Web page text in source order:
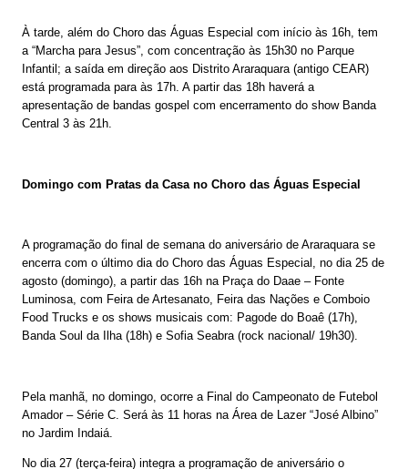
À tarde, além do Choro das Águas Especial com início às 16h, tem
a “Marcha para Jesus”, com concentração às 15h30 no Parque
Infantil; a saída em direção aos Distrito Araraquara (antigo CEAR)
está programada para às 17h. A partir das 18h haverá a
apresentação de bandas gospel com encerramento do show Banda
Central 3 às 21h.
Domingo com Pratas da Casa no Choro das Águas Especial
A programação do final de semana do aniversário de Araraquara se
encerra com o último dia do Choro das Águas Especial, no dia 25 de
agosto (domingo), a partir das 16h na Praça do Daae – Fonte
Luminosa, com Feira de Artesanato, Feira das Nações e Comboio
Food Trucks e os shows musicais com: Pagode do Boaê (17h),
Banda Soul da Ilha (18h) e Sofia Seabra (rock nacional/ 19h30).
Pela manhã, no domingo, ocorre a Final do Campeonato de Futebol
Amador – Série C. Será às 11 horas na Área de Lazer “José Albino”
no Jardim Indaiá.
No dia 27 (terça-feira) integra a programação de aniversário o